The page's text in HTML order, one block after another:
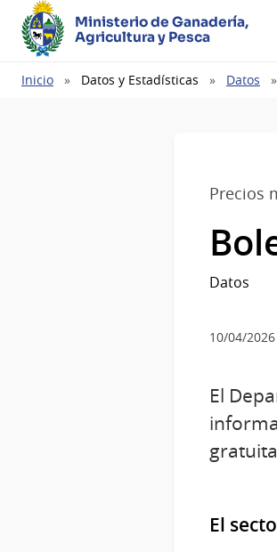
Ministerio de Ganadería,
Agricultura y Pesca
Ruta
Inicio Datos y Estadísticas Datos
Precios
Datos
10/04/2026
El
El